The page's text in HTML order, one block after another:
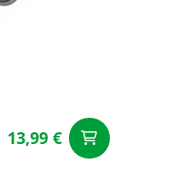
13,99 €